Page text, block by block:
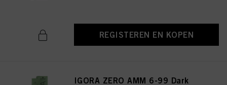
REGISTEREN EN KOPEN
IGORA ZERO AMM 6-99 Dark